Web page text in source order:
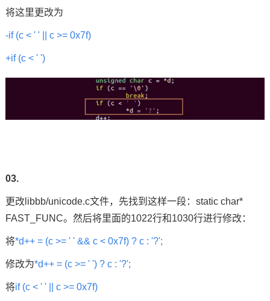
将这里更改为
-if (c < ' ' || c >= 0x7f)
+if (c < ' ')
03.
更改libbb/unicode.c文件，先找到这样一段：static char*
FAST_FUNC。然后将里面的1022行和1030行进行修改：
将*d++ = (c >= ' ' && c < 0x7f) ? c : '?';
修改为*d++ = (c >= ' ') ? c : '?';
将if (c < ' ' || c >= 0x7f)